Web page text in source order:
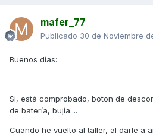
mafer_77
Publicado 30 de Noviembre
Buenos días:
Si, está comprobado, boton de
de batería, bujía....
Cuando he vuelto al taller, al darle a